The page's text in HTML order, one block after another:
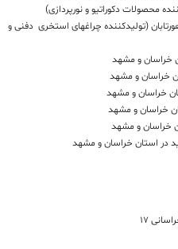
محصولات دکوراتیو و نورپردازی)
(تولیدکننده چراغهای استخری دفنی و
خراسان و مشهد
خراسان و مشهد
در استان خراسان و مشهد
17